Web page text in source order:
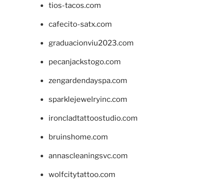
tios-tacos.com
cafecito-satx.com
graduacionviu2023.com
pecanjackstogo.com
zengardendayspa.com
sparklejewelryinc.com
ironcladtattoostudio.com
bruinshome.com
annascleaningsvc.com
wolfcitytattoo.com